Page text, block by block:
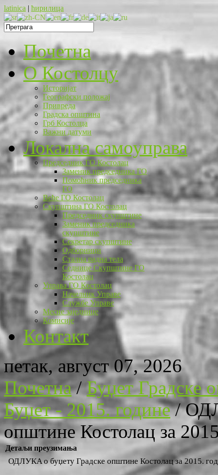
latinica | ћирилица
Почетна
O Костолцу
Историјат
Географски положај
Привреда
Градска општина
Грб Костолца
Важни датуми
Локална самоуправа
Председник ГО Костолац
Заменик председника ГО
Помоћник председника
ГО
Веће ГО Костолац
Скупштина ГО Костолац
Председник скупштине
Заменик председника
скупштине
Секретар скупштине
Одборници
Стална радна тела
Седнице Скупштине ГО
Костолац
Управа ГО Костолац
Начелник Управе
Службе Управе
Месне заједнице
Комисије
Контакт
петак, август 07, 2026
Почетна/Буџет Градске
Буџет - 2015. године/
општине Костолац за
Детаљи преузимања
ОДЛУКA о буџету Градске општине Костолац за 2015.